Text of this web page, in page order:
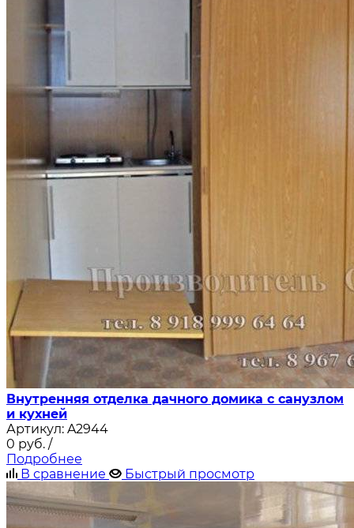
Внутренняя отделка дачного домика с санузлом
и кухней
Артикул: A2944
0 руб. /
Подробнее
В сравнение
Быстрый просмотр